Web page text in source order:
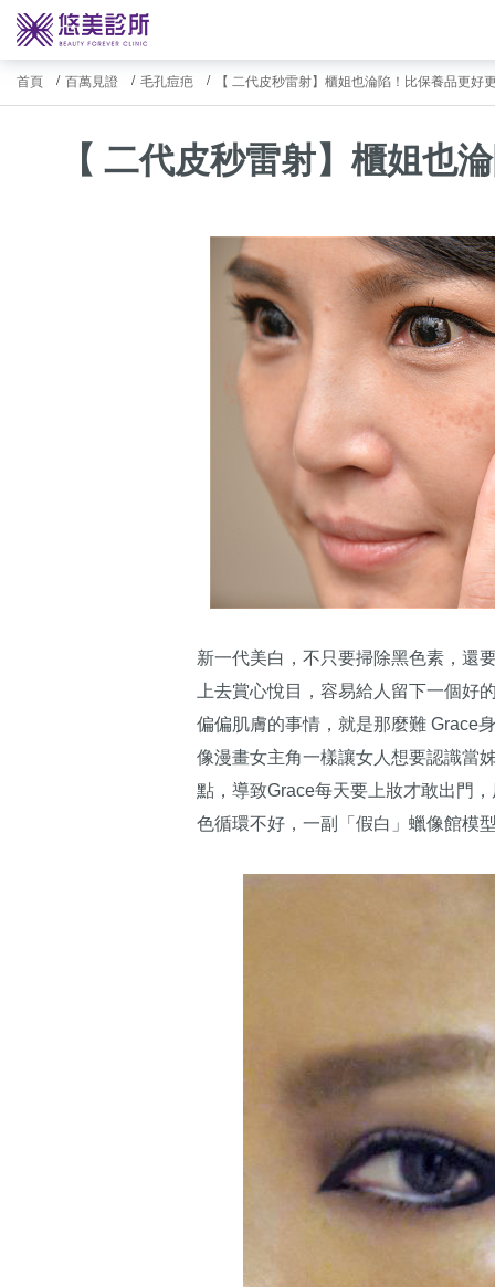
首頁 百萬見證 毛孔痘疤 【 二代皮秒雷射】櫃姐也淪陷！比保養品更好
【 二代皮秒雷射】櫃姐也
新一代美白，不只要掃除黑色素，還
上去賞心悅目，容易給人留下一個好
偏偏肌膚的事情，就是那麼難 Grace
像漫畫女主角一樣讓女人想要認識當
點，導致Grace每天要上妝才敢出門
色循環不好，一副「假白」蠟像館模